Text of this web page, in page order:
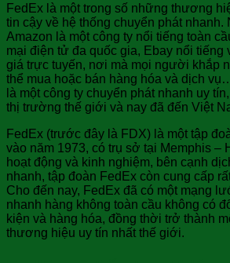
FedEx là một trong số những thương
tin cậy về hệ thống chuyển phát nhanh.
Amazon là một công ty nổi tiếng toàn
mại điện tử đa quốc gia, Ebay nổi tiếng
giá trực tuyến, nơi mà mọi người khắp
thể mua hoặc bán hàng hóa và dịch
là một công ty chuyển phát nhanh uy
thị trường thế giới và nay đã đến Việt
FedEx (trước đây là FDX) là một tập
vào năm 1973, có trụ sở tại Memphis –
hoạt động và kinh nghiệm, bên cạnh
nhanh, tập đoàn FedEx còn cung cấp
Cho đến nay, FedEx đã có một mạng
nhanh hàng không toàn cầu không có
kiện và hàng hóa, đồng thời trở thành
thương hiệu uy tín nhất thế giới.